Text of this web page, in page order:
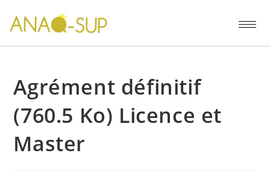
Agrément définitif
(760.5 Ko) Licence et
Master